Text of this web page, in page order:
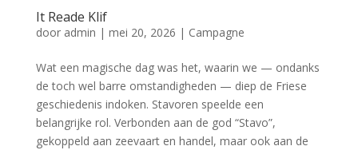
It Reade Klif
door admin | mei 20, 2026 | Campagne
Wat een magische dag was het, waarin we — ondanks
de toch wel barre omstandigheden — diep de Friese
geschiedenis indoken. Stavoren speelde een
belangrijke rol. Verbonden aan de god “Stavo”,
gekoppeld aan zeevaart en handel, maar ook aan de